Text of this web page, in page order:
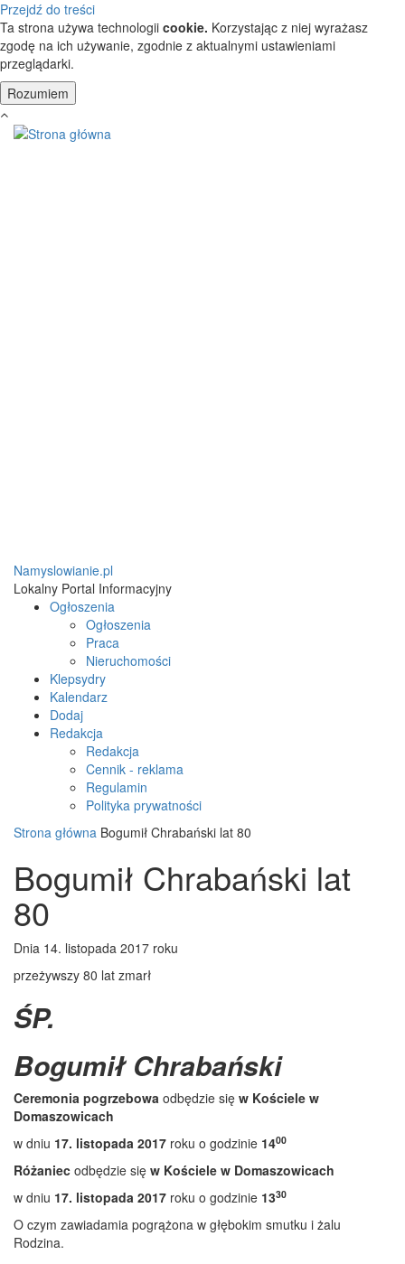
Przejdź do treści
Ta strona używa technologii cookie. Korzystając z niej wyrażasz
zgodę na ich używanie, zgodnie z aktualnymi ustawieniami
przeglądarki.
Namyslowianie.pl
Lokalny Portal Informacyjny
Ogłoszenia
Ogłoszenia
Praca
Nieruchomości
Klepsydry
Kalendarz
Dodaj
Redakcja
Redakcja
Cennik - reklama
Regulamin
Polityka prywatności
Strona główna Bogumił Chrabański lat 80
Bogumił Chrabański lat
80
Dnia 14. listopada 2017 roku
przeżywszy 80 lat zmarł
ŚP.
Bogumił Chrabański
Ceremonia pogrzebowa odbędzie się w Kościele w
Domaszowicach
w dniu 17. listopada 2017 roku o godzinie 1400
Różaniec odbędzie się w Kościele w Domaszowicach
w dniu 17. listopada 2017 roku o godzinie 1330
O czym zawiadamia pogrążona w głębokim smutku i żalu
Rodzina.